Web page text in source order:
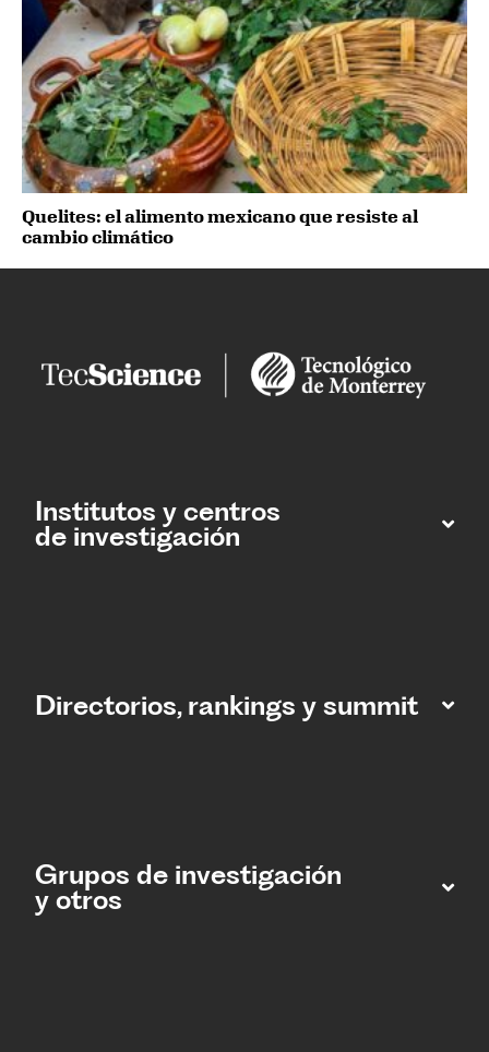
Quelites: el alimento mexicano que resiste al
cambio climático
Institutos y centros
de investigación
Directorios, rankings y summit
Grupos de investigación
y otros